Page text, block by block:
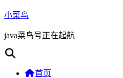
小菜鸟
java菜鸟号正在起航
首页